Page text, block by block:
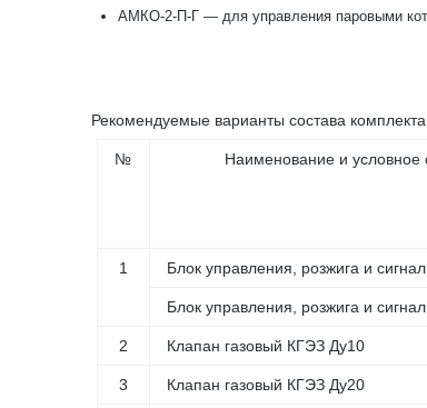
АМКО-2-П-Г — для управления паровыми
Рекомендуемые варианты состава
№ Наименование и условное
1 Блок управления, розжига и
Блок управления, розжига и
2 Клапан газовый КГЭЗ Ду10
3 Клапан газовый КГЭЗ Ду20